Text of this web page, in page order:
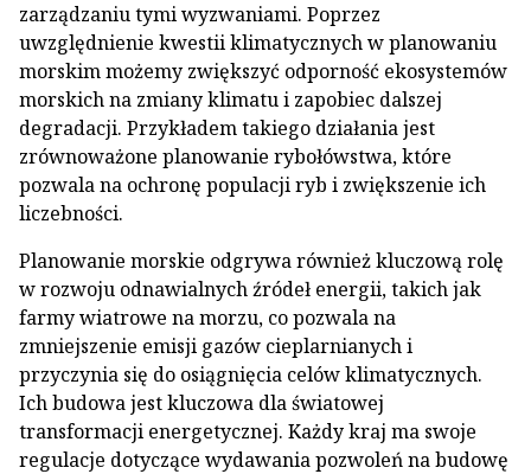
zarządzaniu tymi wyzwaniami. Poprzez
uwzględnienie kwestii klimatycznych w planowaniu
morskim możemy zwiększyć odporność ekosystemów
morskich na zmiany klimatu i zapobiec dalszej
degradacji. Przykładem takiego działania jest
zrównoważone planowanie rybołówstwa, które
pozwala na ochronę populacji ryb i zwiększenie ich
liczebności.
Planowanie morskie odgrywa również kluczową rolę
w rozwoju odnawialnych źródeł energii, takich jak
farmy wiatrowe na morzu, co pozwala na
zmniejszenie emisji gazów cieplarnianych i
przyczynia się do osiągnięcia celów klimatycznych.
Ich budowa jest kluczowa dla światowej
transformacji energetycznej. Każdy kraj ma swoje
regulacje dotyczące wydawania pozwoleń na budowę